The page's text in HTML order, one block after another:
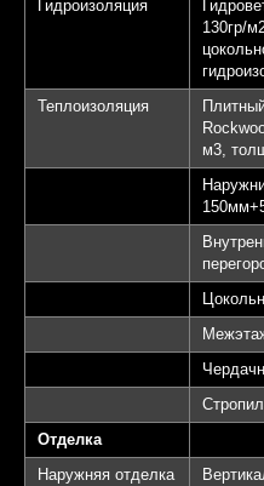
Гидроизоляция
130гр/
Теплоизоляция
м3,
Отделка
Наружняя отделка